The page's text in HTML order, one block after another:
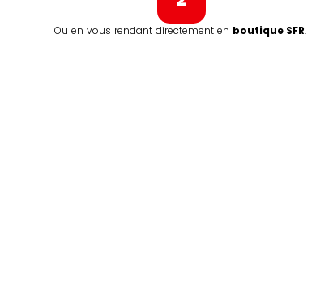
Ou en vous rendant directement en boutique SFR.